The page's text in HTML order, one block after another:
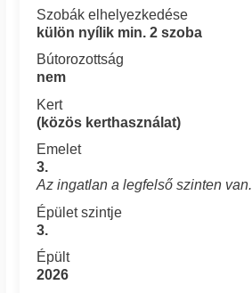
Szobák elhelyezkedése
külön nyílik min. 2 szoba
Bútorozottság
nem
Kert
(közös kerthasználat)
Emelet
3.
Az ingatlan a legfelső szinten van.
Épület szintje
3.
Épült
2026